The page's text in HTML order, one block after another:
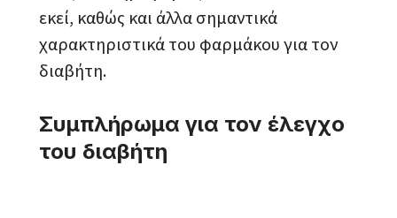
εκεί, καθώς και άλλα σημαντικά
χαρακτηριστικά του φαρμάκου για τον
διαβήτη.
Συμπλήρωμα για τον έλεγχο
του διαβήτη